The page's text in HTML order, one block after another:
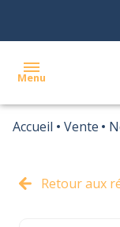
Menu
Accueil Vente
Retour aux